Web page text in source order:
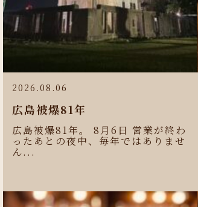
2026.08.06
広島被爆81年
広島被爆81年。 8月6日 営業が終わ
ったあとの夜中、毎年ではありませ
ん...